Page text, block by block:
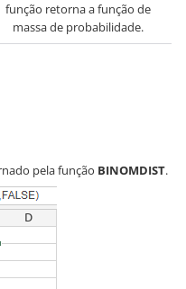
função retorna a função de
massa de probabilidade.
pela função BINOMDIST.